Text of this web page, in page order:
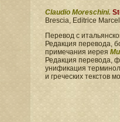
Claudio Moreschini.
Brescia, Editrice
Перевод с
Редакция перевода,
примечания иерея
Редакция перевода,
унификация
и греческих текстов